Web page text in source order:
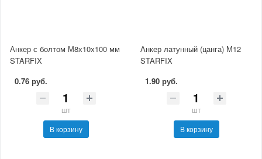
Анкер с болтом М8х10х100 мм
STARFIX
0.76 руб.
шт
В корзину
Анкер латунный (цанга) М12
STARFIX
1.90 руб.
шт
В корзину